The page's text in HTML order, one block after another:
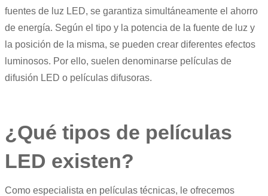
fuentes de luz LED, se garantiza simultáneamente el ahorro
de energía. Según el tipo y la potencia de la fuente de luz y
la posición de la misma, se pueden crear diferentes efectos
luminosos. Por ello, suelen denominarse películas de
difusión LED o películas difusoras.
¿Qué tipos de películas
LED existen?
Como especialista en películas técnicas, le ofrecemos